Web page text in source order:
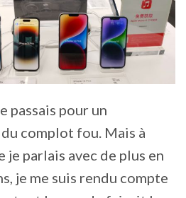
passais pour un
complot fou. Mais à
je parlais avec de plus en
je me suis rendu compte